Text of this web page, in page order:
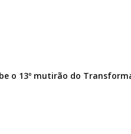
o 13º mutirão do